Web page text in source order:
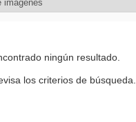
ningún resultado.
los criterios de búsqueda.